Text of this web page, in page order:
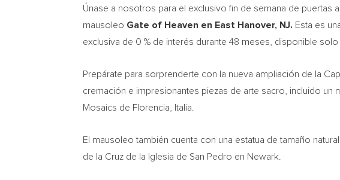
Únase a nosotros para el exclusivo fin de semana de puertas
mausoleo Gate of Heaven en East Hanover, NJ. Esta es
exclusiva de 0 % de interés durante 48 meses, disponible solo
Prepárate para sorprenderte con la nueva ampliación de la
cremación e impresionantes piezas de arte sacro, incluido
Mosaics de Florencia, Italia.
El mausoleo también cuenta con una estatua de tamaño
de la Cruz de la Iglesia de San Pedro en Newark